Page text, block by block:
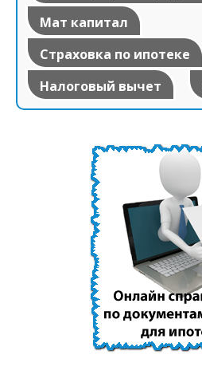
Мат капитал
Страховка по ипотеке
Налоговый вычет